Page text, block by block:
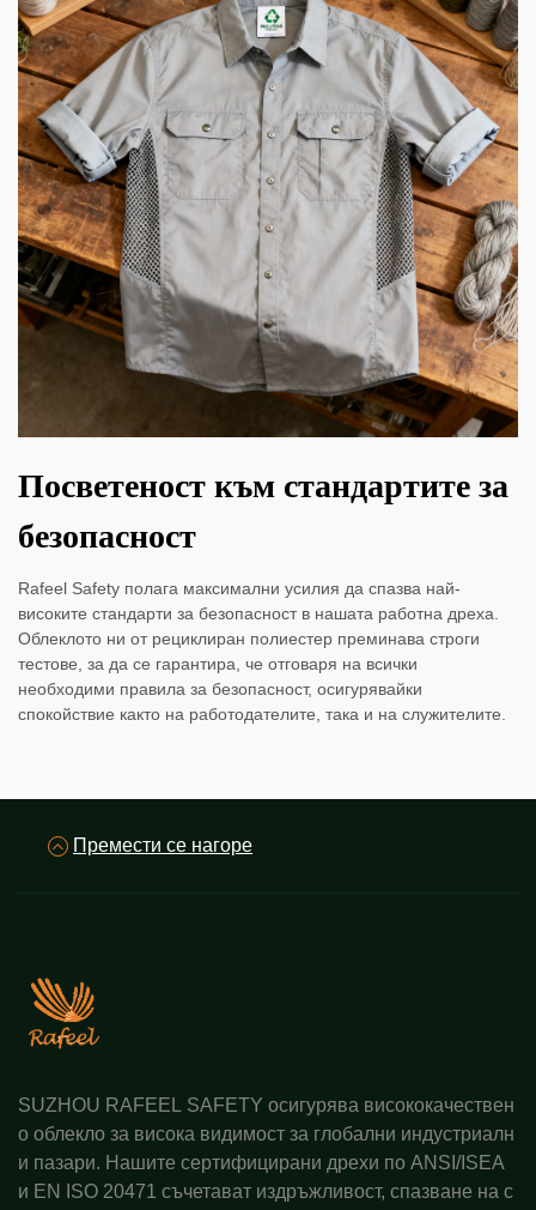
Посветеност към стандартите за
безопасност
Rafeel Safety полага максимални усилия да спазва най-
високите стандарти за безопасност в нашата работна дреха.
Облеклото ни от рециклиран полиестер преминава строги
тестове, за да се гарантира, че отговаря на всички
необходими правила за безопасност, осигурявайки
спокойствие както на работодателите, така и на служителите.
Премести се нагоре
SUZHOU RAFEEL SAFETY осигурява висококачествен
о облекло за висока видимост за глобални индустриалн
и пазари. Нашите сертифицирани дрехи по ANSI/ISEA
и EN ISO 20471 съчетават издръжливост, спазване на с